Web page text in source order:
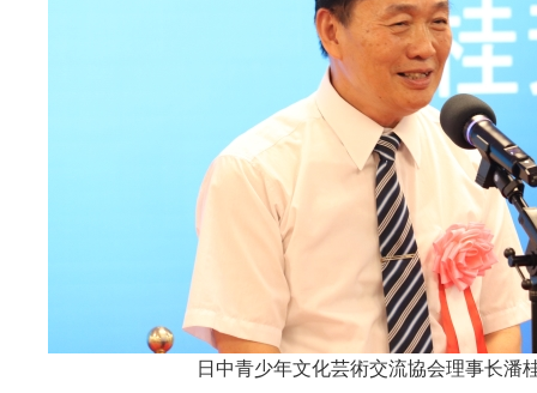
日中青少年文化芸術交流協会理事长潘